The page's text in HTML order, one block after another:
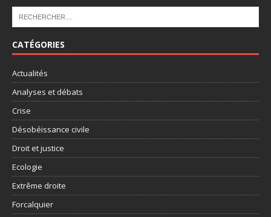
CATÉGORIES
Actualités
Analyses et débats
Crise
Désobéissance civile
Droit et justice
Ecologie
Extrême droite
Forcalquier